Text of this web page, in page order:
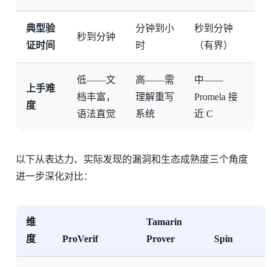
典型验
证时间
秒到分钟
分钟到小
时
秒到分钟
（有界）
上手难
度
低——文
档丰富，
语法直觉
高——需
理解重写
系统
中——
Promela 接
近 C
以下从表达力、实际发现的漏洞和生态成熟度三个角度
进一步深化对比：
维
度
ProVerif
Tamarin
Prover
Spin